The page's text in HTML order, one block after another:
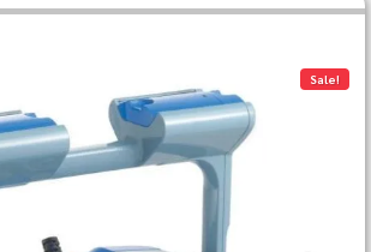
Sale!